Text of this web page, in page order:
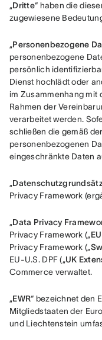
„Dritte“ haben die
zugewiesene
„Personenbezogene
personenbezogene
persönlich
Dienst hochlädt oder
im Zusammenhang mit
Rahmen der
verarbeitet werden.
schließen die gemäß
personenbezogenen
eingeschränkte Daten
„
Privacy Framework
„Data Privacy
Privacy Framework („
Privacy Framework („
EU-U.S. DPF („UK
Commerce verwaltet.
„EWR“ bezeichnet den
Mitgliedstaaten der
und Liechtenstein